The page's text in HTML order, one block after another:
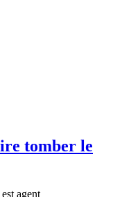
tomber le
agent